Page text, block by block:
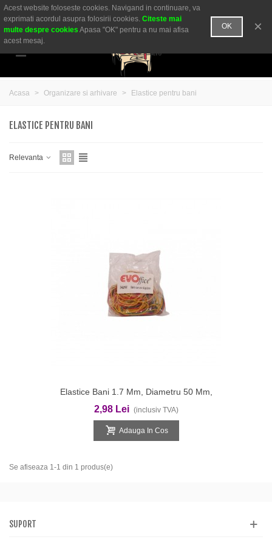
0755 050 600 0721 269 648
Acasa > Organizare si arhivare > Elastice pentru bani
ELASTICE PENTRU BANI
Relevanta
Elastice Bani 1.7 Mm, Diametru 50 Mm,
90gr/punga EVOffice
2,98 Lei (inclusiv TVA)
Adauga In Cos
Se afiseaza 1-1 din 1 produs(e)
SUPORT
Acest website foloseste cookies. Navigand in continuare, va
exprimati acordul asupra folosirii cookies. Citeste mai
multe despre cookies Apasa "OK" pentru a nu mai afisa
acest mesaj.
OK ×